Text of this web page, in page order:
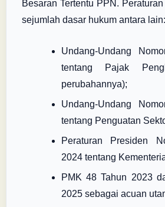
Besaran Tertentu PPN.
sejumlah dasar hukum antara lain:
Undang-Undang
tentang Pajak
perubahannya);
Undang-Undang
tentang Penguatan
Peraturan Presiden
2024 tentang
PMK 48 Tahun 2023
2025 sebagai acuan